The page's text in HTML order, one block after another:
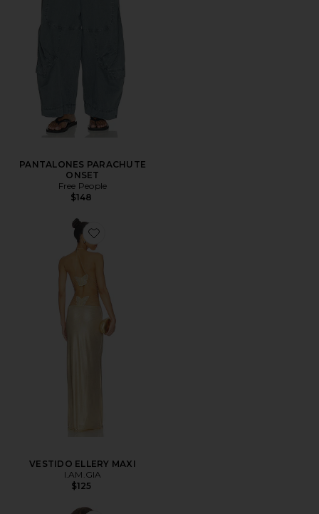
PANTALONES PARACHUTE
ONSET
Free People
$148
VESTIDO ELLERY MAXI
I.AM.GIA
$125